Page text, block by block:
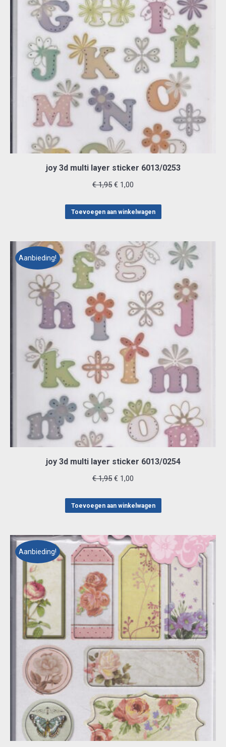
joy 3d multi layer sticker 6013/0253
€1,95 Oorspronkelijke
was:
€ 1,00
is:
Toevoegen aan winkelwagen
Aanbieding!
joy 3d multi layer sticker 6013/0254
€1,95 Oorspronkelijke
was:
€ 1,00
is:
Toevoegen aan winkelwagen
Aanbieding!